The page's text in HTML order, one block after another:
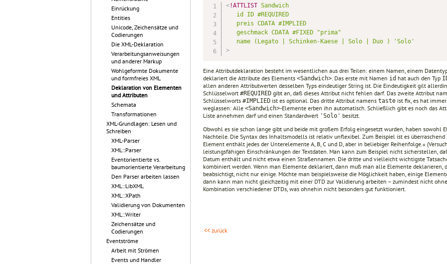
Einrückung
Entities
Unicode, Zeichensätze und
Codierungen
Die XML-Deklaration
Verarbeitungsanweisungen
und anderer Markup
Wohlgeformte Dokumente
und formfreies XML
Deklaration von Elementen
und Attributen
Schemata
Transformationen
XML-Grundlagen: Lesen und
Schreiben
XML-Parser
XML::Parser
Eventorientierte vs.
baumorientierte Verarbeitung
Den Parser arbeiten lassen
XML::LibXML
XML::XPath
Validierung von Dokumenten
XML::Writer
Zeichensätze und
Codierungen
Eventströme
Arbeit mit Strömen
Events und Handler
<!ATTLIST Sandwich
id
ID #REQUIRED
preis CDATA #IMPLIED
geschmack CDATA #FIXED
"prima"
name
(Legato Schinken-Kaese Solo Duo )
'Solo'
>
Eine Attributdeklaration besteht im wesentlichen aus drei Teilen: einem Namen, einem
deklariert die Attribute des Elements <Sandwich> . Das erste mit Namen id hat auch den Typ
allen anderen Attributwerten desselben Typs eindeutiger String ist. Die Eindeutigkeit gilt
Schlüsselwort #REQUIRED gibt an, daß dieses Attribut nicht fehlen darf. Das zweite Attribut
Schlüsselworts #IMPLIED ist es optional. Das dritte Attribut namens taste ist fix, es hat
weglassen: Alle <Sandwich>-Elemente erben ihn automatisch. Schließlich gibt es noch das
Liste annehmen darf und einen Standardwert 'Solo' besitzt.
Obwohl es sie schon lange gibt und beide mit großem Erfolg eingesetzt wurden, haben
Nachteile. Die Syntax des Inhaltsmodells ist relativ unflexibel. Zum Beispiel ist es
Element enthält jedes der Unterelemente A, B, C und D, aber in beliebiger Reihenfolge.«
leistungsfähigen Einschränkungen der Textdaten. Man kann zum Beispiel nicht sicherstellen,
Datum enthält und nicht etwa einen Straßennamen. Die dritte und vielleicht wichtigste
kombiniert werden. Wenn man Elemente deklariert, dann muß man alle Elemente deklarieren,
beabsichtigt, nicht nur einige. Möchte man beispielsweise die Möglichkeit haben, einige
dann kann man nicht gleichzeitig mit einer DTD zur Validierung arbeiten – zumindest nicht
Kombination verschiedener DTDs, was ohnehin nicht besonders gut funktioniert.
<< zurück